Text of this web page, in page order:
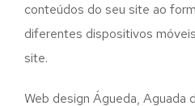
conteúdos do seu site ao
diferentes dispositivos
site.
Web design Águeda, Aguada